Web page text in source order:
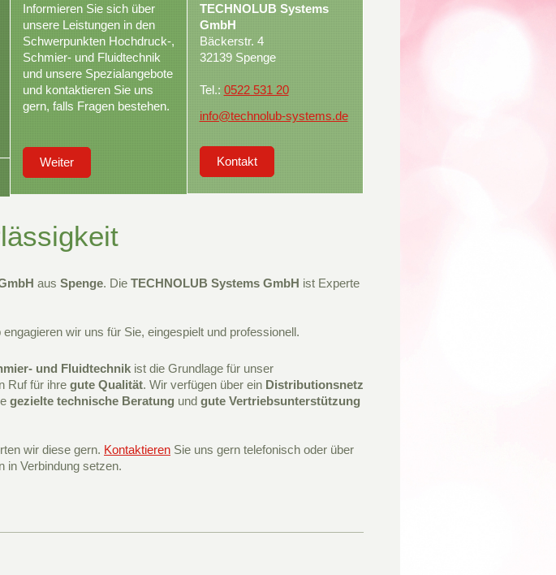
Informieren Sie sich über
unsere Leistungen in den
Schwerpunkten Hochdruck-,
Schmier- und Fluidtechnik
und unsere Spezialangebote
und kontaktieren Sie uns
gern, falls Fragen bestehen.
Weiter
TECHNOLUB Systems
GmbH
Bäckerstr. 4
32139 Spenge
Tel.: 0522 531 20
info@technolub-systems.de
Kontakt
aus Spenge. Die TECHNOLUB Systems GmbH ist Experte
wir uns für Sie, eingespielt und professionell.
und Fluidtechnik ist die Grundlage für unser
Ruf für ihre gute Qualität. Wir verfügen über ein Distributionsnetz
gezielte technische Beratung und gute Vertriebsunterstützung
wir diese gern. Kontaktieren Sie uns gern telefonisch oder über
in Verbindung setzen.